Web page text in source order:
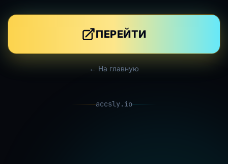
ПЕРЕЙТИ
← На главную
accsly.io